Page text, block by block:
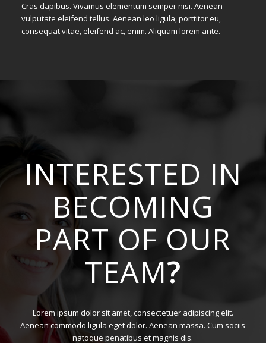
Cras dapibus. Vivamus elementum semper nisi. Aenean
vulputate eleifend tellus. Aenean leo ligula, porttitor eu,
consequat vitae, eleifend ac, enim. Aliquam lorem ante.
INTERESTED IN
BECOMING
PART OF OUR
TEAM?
Lorem ipsum dolor sit amet, consectetuer adipiscing elit.
Aenean commodo ligula eget dolor. Aenean massa. Cum sociis
natoque penatibus et magnis dis.